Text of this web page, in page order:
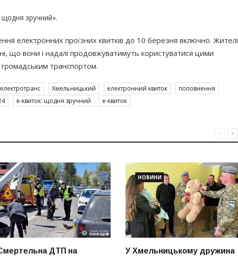
щодня зручний».
електронних проїзних квитків до 10 березня включно. Жителі
що вони і надалі продовжуватимуть користуватися цими
транспортом.
електротранс Хмельницький електронний квиток
поповнення
е-квиток: щодня зручний е-квиток
ДТП на
НОВИНИ
У Хмельницькому дружина